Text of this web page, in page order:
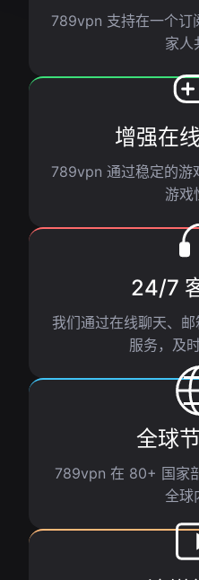
789vpn 支持在一个订
家人
增强在
789vpn 通过稳定的游
游戏
24/7
我们通过在线聊天、
服务，及
全球
789vpn 在 80+ 国家
全球